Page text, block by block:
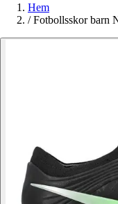
Hem
/ Fotbollsskor barn